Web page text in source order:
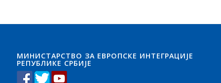
МИНИСТАРСТВО ЗА ЕВРОПСКЕ ИНТЕГРАЦИЈЕ
РЕПУБЛИКЕ СРБИЈЕ